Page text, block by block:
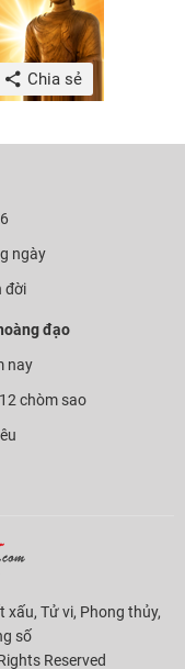
Chia sẻ
ngày
đời
đạo
nay
chòm sao
xấu, Tử vi, Phong thủy,
số
Reserved